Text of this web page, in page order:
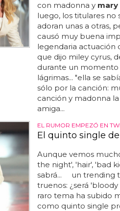
con madonna y mary
luego, los titulares no
adoran unas a otras,
causó muy buena
legendaria actuación
que dijo miley cyrus,
durante un momento
lágrimas... "ella se
sólo por la canción:
canción y madonna
amiga...
EL RUMOR EMPEZÓ EN
El quinto single
Aunque vemos
the night', 'hair', 'bad
sabrá... un trending
truenos: ¿será 'bloody
raro tema ha subido
como quinto single